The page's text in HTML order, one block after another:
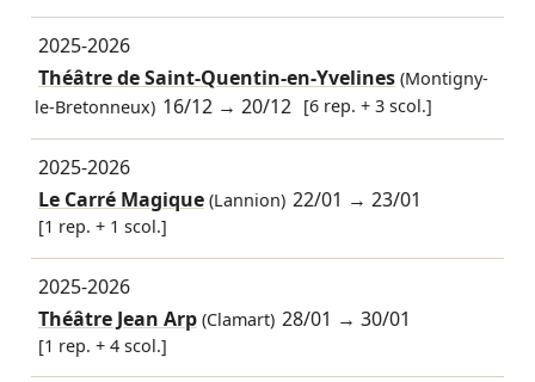
2025-2026
Théâtre de Saint-Quentin-en-Yvelines(Montigny-
le-Bretonneux) 16/12 →20/12 [6 rep. + 3 scol.]
2025-2026
Le Carré Magique(Lannion) 22/01 →23/01
[1 rep. + 1 scol.]
2025-2026
Théâtre Jean Arp(Clamart) 28/01 →30/01
[1 rep. + 4 scol.]